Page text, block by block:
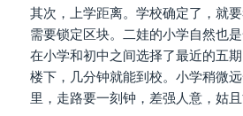
其次，上学距离。学校确定了，就
需要锁定区块。二娃的小学自然也
在小学和初中之间选择了最近的五
楼下，几分钟就能到校。小学稍微
里，走路要一刻钟，差强人意，姑且